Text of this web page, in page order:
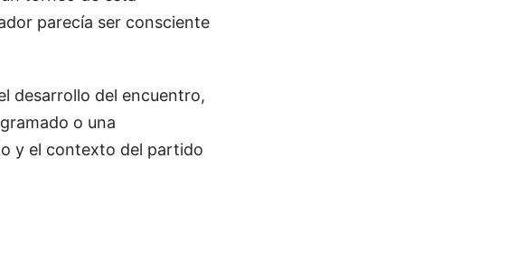
parecía ser consciente
desarrollo del encuentro,
o una
y el contexto del partido